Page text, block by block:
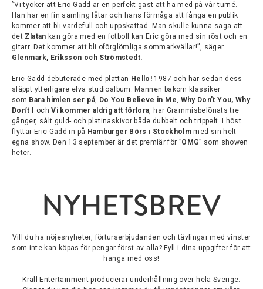
”Vi tycker att Eric Gadd är en perfekt gäst att ha med på vår turné.
Han har en fin samling låtar och hans förmåga att fånga en publik
kommer att bli värdefull och uppskattad. Man skulle kunna säga att
det Zlatan kan göra med en fotboll kan Eric göra med sin röst och en
gitarr. Det kommer att bli oförglömliga sommarkvällar!”, säger
Glenmark, Eriksson och Strömstedt.
Eric Gadd debuterade med plattan Hello! 1987 och har sedan dess
släppt ytterligare elva studioalbum. Mannen bakom klassiker
som Bara himlen ser på, Do You Believe in Me, Why Don’t You, Why
Don’t I
ochVi kommer aldrig att förlora, har Grammisbelönats tre
gånger, sålt guld- och platinaskivor både dubbelt och trippelt. I höst
flyttar Eric Gadd in på Hamburger Börs i Stockholm med sin helt
egna show. Den 13 september är det premiär för ”OMG” som showen
heter.
NYHETSBREV
Vill du ha nöjesnyheter, förturserbjudanden och tävlingar med vinster
som inte kan köpas för pengar först av alla? Fyll i dina uppgifter för att
hänga med oss!
Krall Entertainment producerar underhållning över hela Sverige.